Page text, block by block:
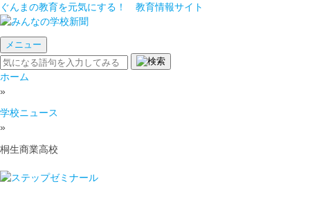
ぐんまの教育を元気にする！ 教育情報サイト
メニュー
ホーム
»
学校ニュース
»
桐生商業高校